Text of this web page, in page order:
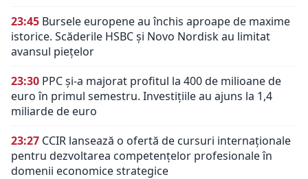
23:45 Bursele europene au închis aproape de maxime
istorice. Scăderile HSBC și Novo Nordisk au limitat
avansul piețelor
23:30 PPC și-a majorat profitul la 400 de milioane de
euro în primul semestru. Investițiile au ajuns la 1,4
miliarde de euro
23:27 CCIR lansează o ofertă de cursuri internaționale
pentru dezvoltarea competențelor profesionale în
domenii economice strategice